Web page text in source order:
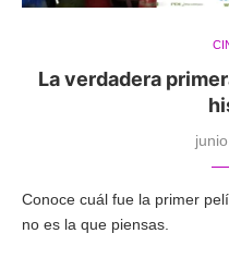
La verdadera
Conoce cuál fue la primer
no es la que piensas.